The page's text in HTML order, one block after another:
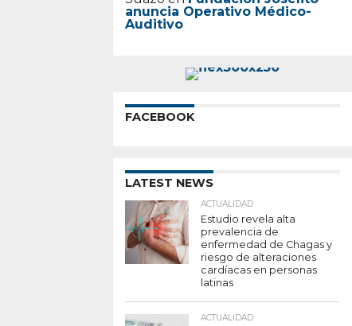
anuncia Operativo Médico-
Auditivo
FACEBOOK
LATEST NEWS
ACTUALIDAD
Estudio revela alta
prevalencia de
enfermedad de Chagas y
riesgo de alteraciones
cardíacas en personas
latinas
ACTUALIDAD